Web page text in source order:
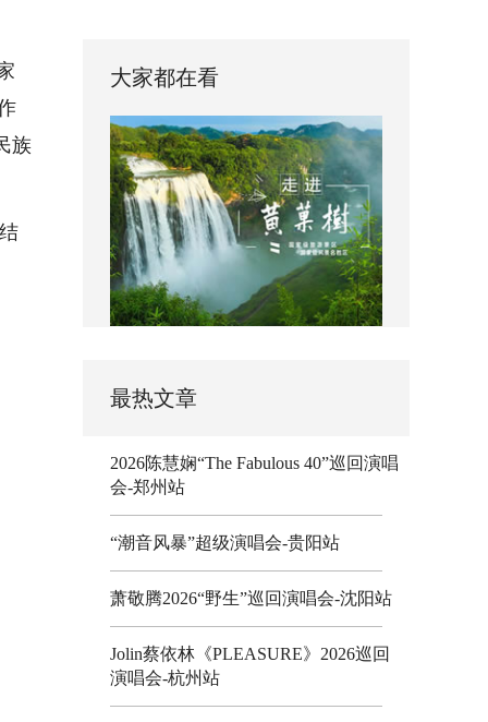
族
大家都在看
最热文章
2026陈慧娴“The Fabulous 40”巡回演唱
会-郑州站
“潮音风暴”超级演唱会-贵阳站
萧敬腾2026“野生”巡回演唱会-沈阳站
Jolin蔡依林《PLEASURE》2026巡回
演唱会-杭州站